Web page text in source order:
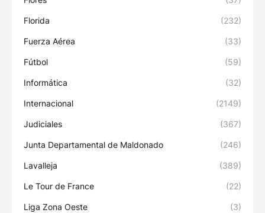
Florida (232)
Fuerza Aérea (33)
Fútbol (59)
Informática (32)
Internacional (2149)
Judiciales (367)
Junta Departamental de Maldonado (246)
Lavalleja (389)
Le Tour de France (22)
Liga Zona Oeste (3)